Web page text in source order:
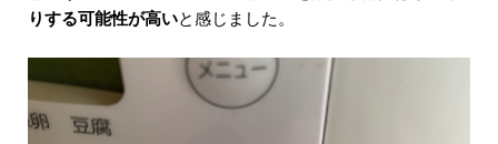
りする可能性が高いと感じました。